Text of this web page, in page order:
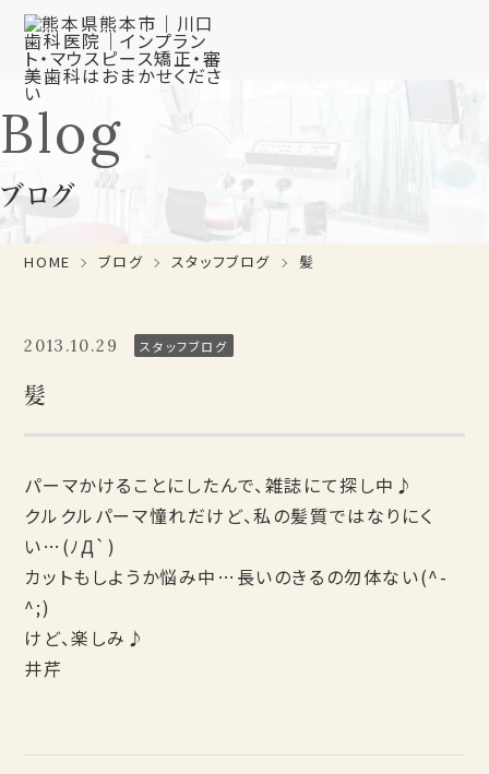
Blog
ブログ
HOME ブログ スタッフブログ 髪
2013.10.29 スタッフブログ
髪
パーマかけることにしたんで、雑誌にて探し中♪
クルクルパーマ憧れだけど、私の髪質ではなりにく
い…(ﾉД`)
カットもしようか悩み中…長いのきるの勿体ない(^-
^;)
けど、楽しみ♪
井芹